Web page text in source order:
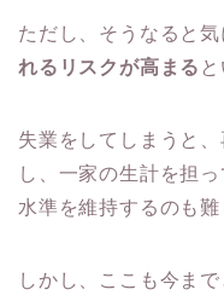
ただし、そうなると
れるリスクが高まる
失業をしてしまうと
し、一家の生計を担
水準を維持するのも難
しかし、ここも今ま